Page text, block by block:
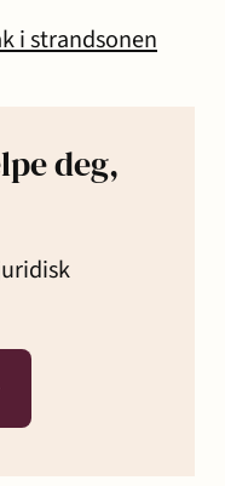
i strandsonen
deg,